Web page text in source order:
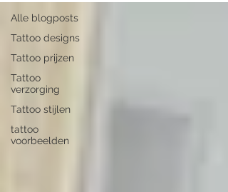
Alle blogposts
Tattoo designs
Tattoo prijzen
Tattoo
verzorging
Tattoo stijlen
tattoo
voorbeelden